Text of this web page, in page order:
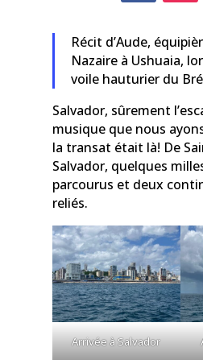
Récit d’Aude,
Nazaire à Ushuaia,
voile hauturier du
Salvador, sûrement
musique que nous
la transat était là! De
Salvador, quelques
parcourus et deux
reliés.
Arrivée à Salvador